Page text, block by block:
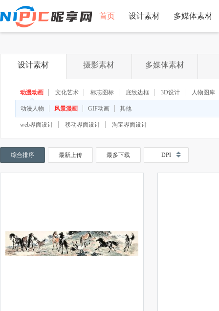
首页 设计素材 多媒体素材
设计素材 摄影素材 多媒体素材
动漫动画 文化艺术 标志图标 底纹边框 3D设计 人物图库
◆
◆
动漫人物
风景漫画 GIF动画 其他
web界面设计 移动界面设计 淘宝界面设计
综合排序 最新上传 最多下载 DPI